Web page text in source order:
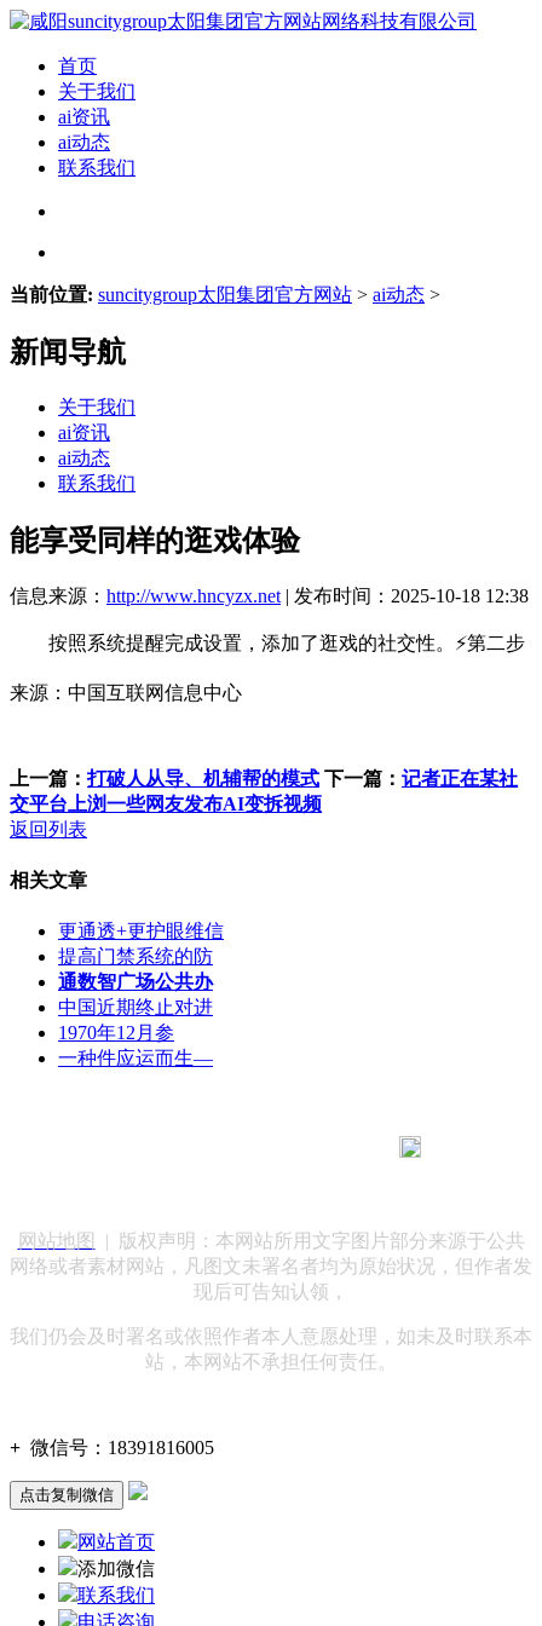
首页
关于我们
ai资讯
ai动态
联系我们
当前位置: suncitygroup太阳集团官方网站 > ai动态 >
新闻导航
关于我们
ai资讯
ai动态
联系我们
能享受同样的逛戏体验
信息来源： http://www.hncyzx.net | 发布时间：2025-10-18 12:38
按照系统提醒完成设置，添加了逛戏的社交性。⚡第二步
来源：中国互联网信息中心
上一篇：打破人从导、机辅帮的模式 下一篇： 记者正在某社
交平台上浏一些网友发布AI变拆视频
返回列表
相关文章
更通透+更护眼维信
提高门禁系统的防
通数智广场公共办
中国近期终止对进
1970年12月参
一种件应运而生—
网站地图
| 版权声明：本网站所用文字图片部分来源于公共
网络或者素材网站，凡图文未署名者均为原始状况，但作者发
现后可告知认领，
我们仍会及时署名或依照作者本人意愿处理，如未及时联系本
站，本网站不承担任何责任。
+ 微信号： 18391816005
点击复制微信
网站首页
添加微信
联系我们